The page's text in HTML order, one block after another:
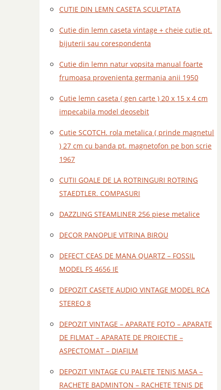
CUTIE DIN LEMN CASETA SCULPTATA
Cutie din lemn caseta vintage + cheie cutie pt.
bijuterii sau corespondenta
Cutie din lemn natur vopsita manual foarte
frumoasa provenienta germania anii 1950
Cutie lemn caseta ( gen carte ) 20 x 15 x 4 cm
impecabila model deosebit
Cutie SCOTCH. rola metalica ( prinde magnetul
) 27 cm cu banda pt. magnetofon pe bon scrie
1967
CUTII GOALE DE LA ROTRINGURI ROTRING
STAEDTLER. COMPASURI
DAZZLING STEAMLINER 256 piese metalice
DECOR PANOPLIE VITRINA BIROU
DEFECT CEAS DE MANA QUARTZ – FOSSIL
MODEL FS 4656 IE
DEPOZIT CASETE AUDIO VINTAGE MODEL RCA
STEREO 8
DEPOZIT VINTAGE – APARATE FOTO – APARATE
DE FILMAT – APARATE DE PROIECTIE –
ASPECTOMAT – DIAFILM
DEPOZIT VINTAGE CU PALETE TENIS MASA –
RACHETE BADMINTON – RACHETE TENIS DE